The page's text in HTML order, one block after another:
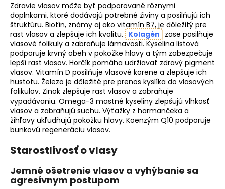
Zdravie vlasov môže byť podporované rôznymi
doplnkami, ktoré dodávajú potrebné živiny a posilňujú ich
štruktúru. Biotín, známy aj ako vitamín B7, je dôležitý pre
rast vlasov a zlepšuje ich kvalitu. Kolagén zase posilňuje
vlasové folikuly a zabraňuje lámavosti. Kyselina listová
podporuje krvný obeh v pokožke hlavy a tým zabezpečuje
lepší rast vlasov. Horčík pomáha udržiavať zdravý pigment
vlasov. Vitamín D posilňuje vlasové korene a zlepšuje ich
hustotu. Železo je dôležité pre prenos kyslíka do vlasových
folikulov. Zinok zlepšuje rast vlasov a zabraňuje
vypadávaniu. Omega-3 mastné kyseliny zlepšujú vlhkosť
vlasov a zabraňujú suchu. Výťažky z harmančeka a
žihľavy ukľudňujú pokožku hlavy. Koenzým Q10 podporuje
bunkovú regeneráciu vlasov.
Starostlivosť o vlasy
Jemné ošetrenie vlasov a vyhýbanie sa
agresívnym postupom